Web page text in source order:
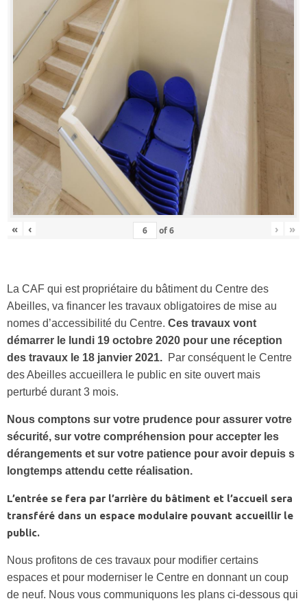
« ‹ of6 › »
La CAF qui est propriétaire du bâtiment du Centre des
Abeilles, va financer les travaux obligatoires de mise au
nomes d’accessibilité du Centre. Ces travaux vont
démarrer le lundi 19 octobre 2020 pour une réception
des travaux le 18 janvier 2021. Par conséquent le Centre
des Abeilles accueillera le public en site ouvert mais
perturbé durant 3 mois.
Nous comptons sur votre prudence pour assurer votre
sécurité, sur votre compréhension pour accepter les
dérangements et sur votre patience pour avoir depuis s
longtemps attendu cette réalisation.
L’entrée se fera par l’arrière du bâtiment et l’accueil sera
transféré dans un espace modulaire pouvant accueillir le
public.
Nous profitons de ces travaux pour modifier certains
espaces et pour moderniser le Centre en donnant un coup
de neuf. Nous vous communiquons les plans ci-dessous qui